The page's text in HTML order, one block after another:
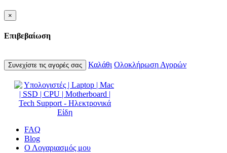
×
Επιβεβαίωση
Συνεχίστε τις αγορές σας Καλάθι Ολοκλήρωση Αγορών
FAQ
Blog
Ο Λογαριασμός μου